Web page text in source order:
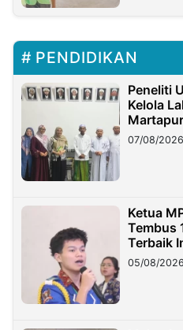
PENDIDIKAN
Peneliti
Kelola
07/08/
Ketua
Tembus
Terbaik
05/08/